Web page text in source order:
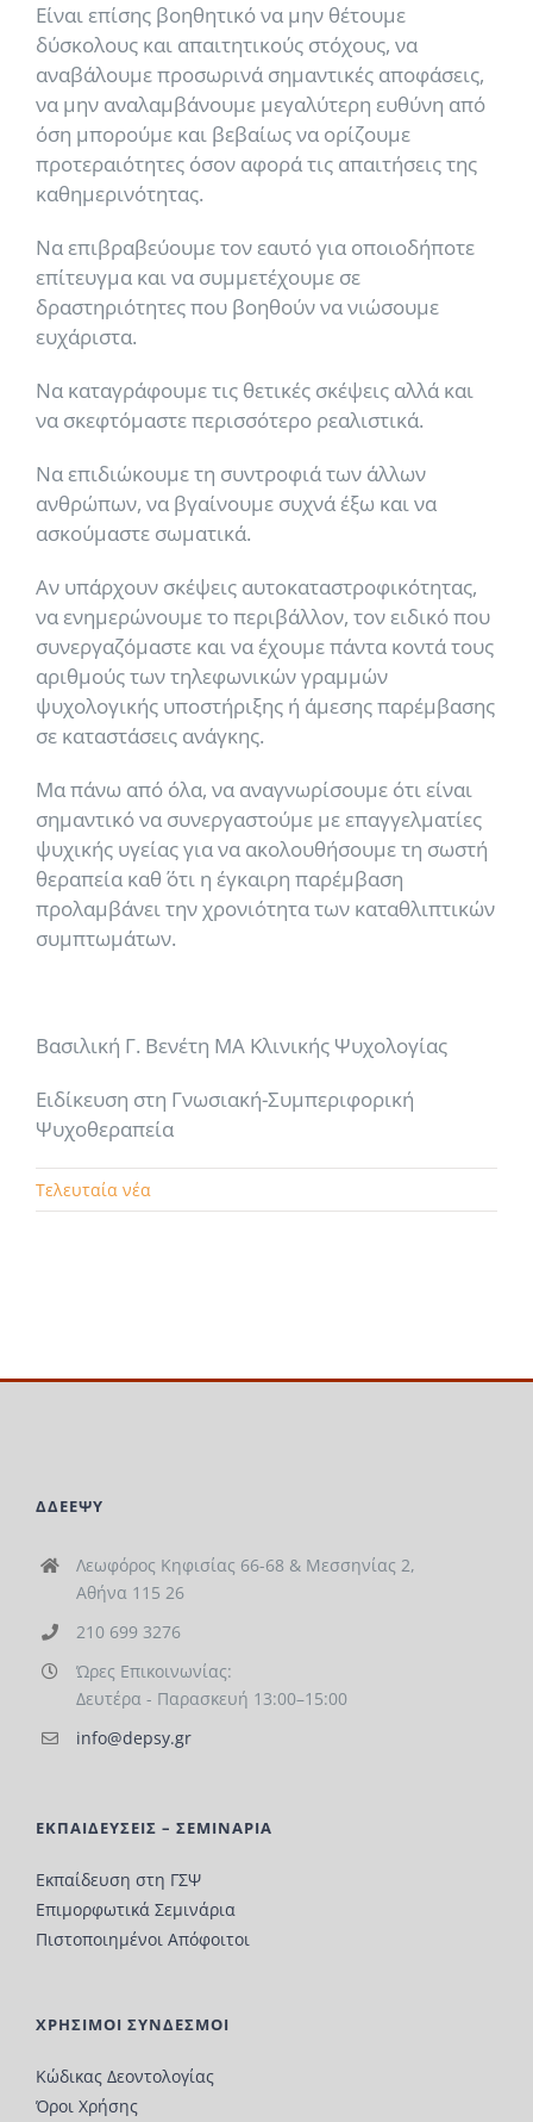
Είναι επίσης βοηθητικό να μην θέτουμε
δύσκολους και απαιτητικούς στόχους, να
αναβάλουμε προσωρινά σημαντικές αποφάσεις,
να μην αναλαμβάνουμε μεγαλύτερη ευθύνη από
όση μπορούμε και βεβαίως να ορίζουμε
προτεραιότητες όσον αφορά τις απαιτήσεις της
καθημερινότητας.
Να επιβραβεύουμε τον εαυτό για οποιοδήποτε
επίτευγμα και να συμμετέχουμε σε
δραστηριότητες που βοηθούν να νιώσουμε
ευχάριστα.
Να καταγράφουμε τις θετικές σκέψεις αλλά και
να σκεφτόμαστε περισσότερο ρεαλιστικά.
Να επιδιώκουμε τη συντροφιά των άλλων
ανθρώπων, να βγαίνουμε συχνά έξω και να
ασκούμαστε σωματικά.
Αν υπάρχουν σκέψεις αυτοκαταστροφικότητας,
να ενημερώνουμε το περιβάλλον, τον ειδικό που
συνεργαζόμαστε και να έχουμε πάντα κοντά τους
αριθμούς των τηλεφωνικών γραμμών
ψυχολογικής υποστήριξης ή άμεσης παρέμβασης
σε καταστάσεις ανάγκης.
Μα πάνω από όλα, να αναγνωρίσουμε ότι είναι
σημαντικό να συνεργαστούμε με επαγγελματίες
ψυχικής υγείας για να ακολουθήσουμε τη σωστή
θεραπεία καθ΄ ότι η έγκαιρη παρέμβαση
προλαμβάνει την χρονιότητα των καταθλιπτικών
συμπτωμάτων.
Βασιλική Γ. Βενέτη ΜΑ Κλινικής Ψυχολογίας
Ειδίκευση στη Γνωσιακή-Συμπεριφορική
Ψυχοθεραπεία
Τελευταία νέα
ΔΔΕΕΨΥ
Λεωφόρος Κηφισίας 66-68 & Μεσσηνίας 2,
Αθήνα 115 26
210 699 3276
Ώρες Επικοινωνίας:
Δευτέρα - Παρασκευή 13:00–15:00
info@depsy.gr
ΕΚΠΑΙΔΕΥΣΕΙΣ – ΣΕΜΙΝΑΡΙΑ
Εκπαίδευση στη ΓΣΨ
Επιμορφωτικά Σεμινάρια
Πιστοποιημένοι Απόφοιτοι
ΧΡΗΣΙΜΟΙ ΣΥΝΔΕΣΜΟΙ
Κώδικας Δεοντολογίας
Όροι Χρήσης